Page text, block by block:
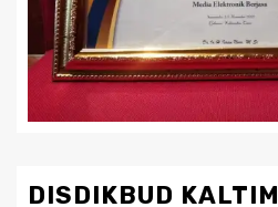
DISDIKBUD KALTIM